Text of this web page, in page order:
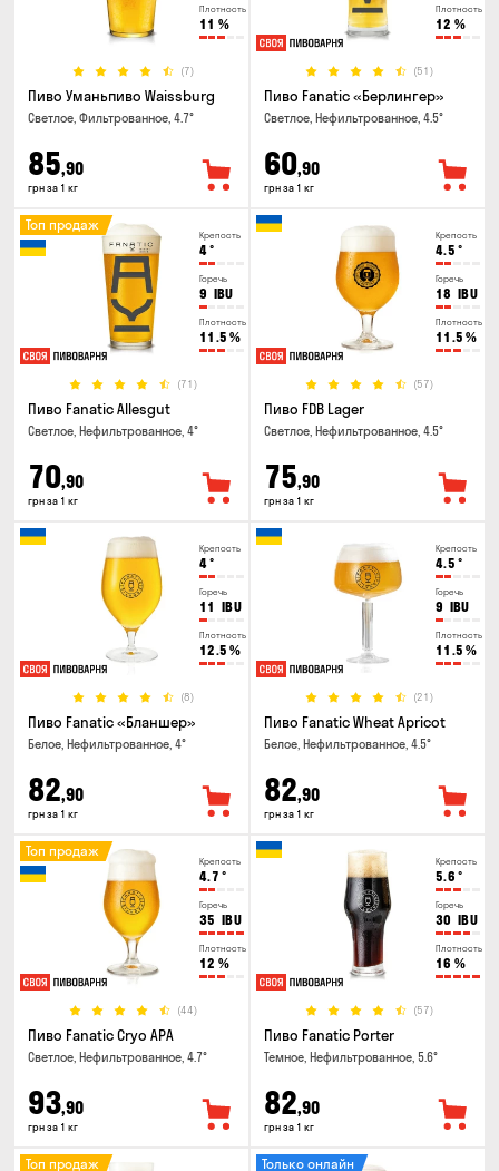
Плотность
11 %
(7)
Пиво Уманьпиво Waissburg
Светлое, Фильтрованное, 4.7°
85,90
грн за 1 кг
Плотность
12 %
(51)
Пиво Fanatic «Берлингер»
Светлое, Нефильтрованное, 4.5°
60,90
грн за 1 кг
Крепость
4°
Горечь
9 IBU
Плотность
11.5 %
(71)
Топ продаж
Пиво Fanatic Allesgut
Светлое, Нефильтрованное, 4°
70,90
грн за 1 кг
Крепость
4.5 °
Горечь
18 IBU
Плотность
11.5 %
(57)
Пиво FDB Lager
Светлое, Нефильтрованное, 4.5°
75,90
грн за 1 кг
Крепость
4°
Горечь
11 IBU
Плотность
12.5 %
(8)
Пиво Fanatic «Бланшер»
Белое, Нефильтрованное, 4°
82,90
грн за 1 кг
Крепость
4.5 °
Горечь
9 IBU
Плотность
11.5 %
(21)
Пиво Fanatic Wheat Apricot
Белое, Нефильтрованное, 4.5°
82,90
грн за 1 кг
Крепость
4.7 °
Горечь
35 IBU
Плотность
12 %
(44)
Топ продаж
Пиво Fanatic Cryo APA
Светлое, Нефильтрованное, 4.7°
93,90
грн за 1 кг
Крепость
5.6 °
Горечь
30 IBU
Плотность
16 %
(57)
Пиво Fanatic Porter
Темное, Нефильтрованное, 5.6°
82,90
грн за 1 кг
Топ продаж Только онлайн